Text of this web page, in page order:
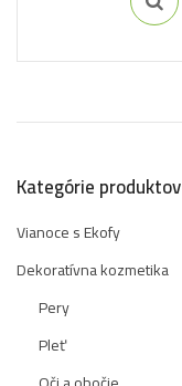
Kategórie produktov
Vianoce s Ekofy
Dekoratívna kozmetika
Pery
Pleť